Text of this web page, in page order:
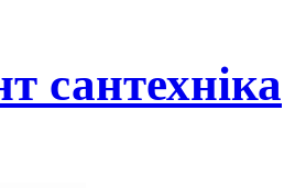
сантехніка